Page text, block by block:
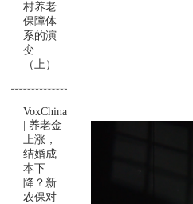
村养老
保障体
系的演
变
（上）
VoxChina
| 养老金
上涨，
结婚成
本下
降？新
农保对